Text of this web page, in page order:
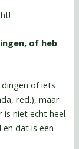
of heb
of iets
red.), maar
is niet echt heel
dat is een